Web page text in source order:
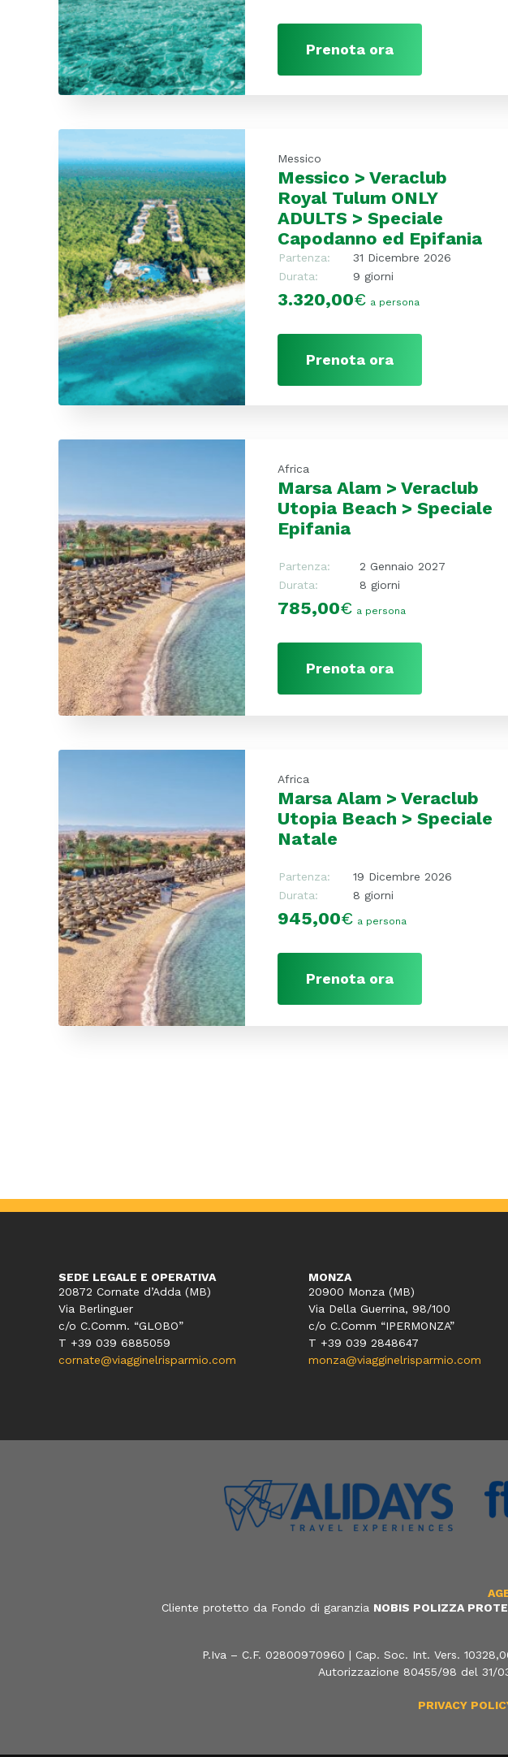
Prenota ora
Messico
Messico > Veraclub
Royal Tulum ONLY
ADULTS > Speciale
Capodanno ed Epifania
Partenza:
31 Dicembre 2026
Durata:
9 giorni
3.320,00€ a persona
Prenota ora
Africa
Marsa Alam > Veraclub
Utopia Beach > Speciale
Epifania
Partenza:
2 Gennaio 2027
Durata:
8 giorni
785,00€ a persona
Prenota ora
Africa
Marsa Alam > Veraclub
Utopia Beach > Speciale
Natale
Partenza:
19 Dicembre 2026
Durata:
8 giorni
945,00€ a persona
Prenota ora
SEDE LEGALE E OPERATIVA
20872 Cornate d’Adda (MB)
Via Berlinguer
c/o C.Comm. “GLOBO”
T +39 039 6885059
cornate@viagginelrisparmio.com
MONZA
20900 Monza (MB)
Via Della Guerrina, 98/100
c/o C.Comm “IPERMONZA”
T +39 039 2848647
monza@viagginelrisparmio.com
Cliente protetto da Fondo di garanzia NOBIS POLIZZA
P.Iva – C.F. 02800970960 | Cap. Soc. Int. Vers.
Autorizzazione 80455/98 del 31/
PRIVACY